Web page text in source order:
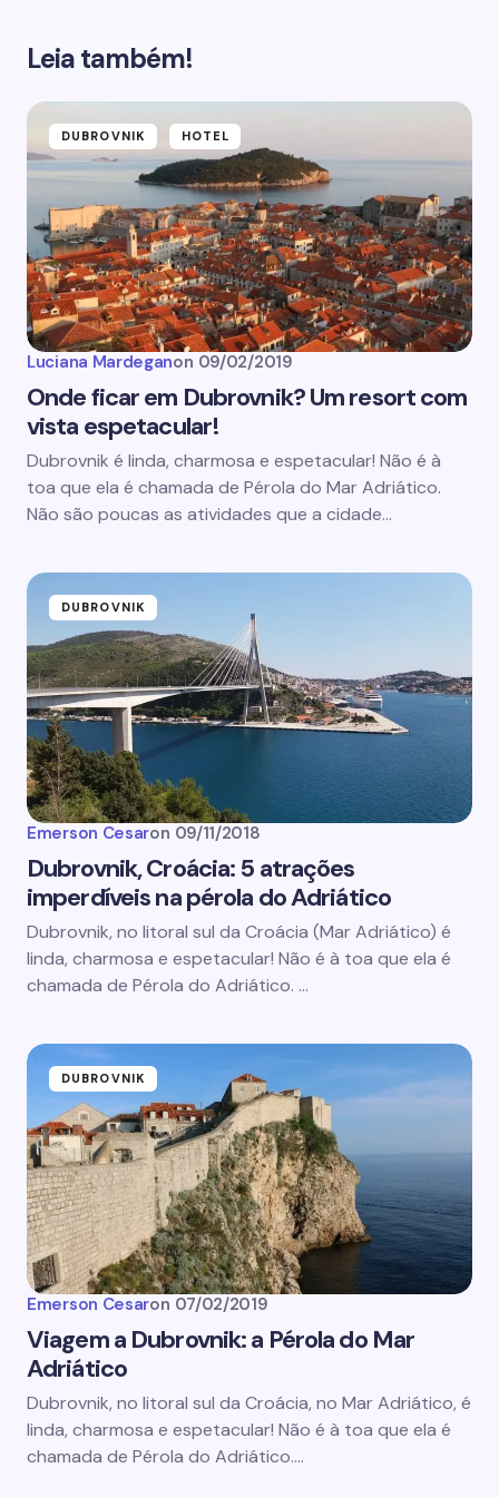
Leia também!
DUBROVNIK HOTEL
Luciana Mardeganon 09/02/2019
Onde ficar em Dubrovnik? Um resort com
vista espetacular!
Dubrovnik é linda, charmosa e espetacular! Não é à
toa que ela é chamada de Pérola do Mar Adriático.
Não são poucas as atividades que a cidade…
DUBROVNIK
Emerson Cesaron 09/11/2018
Dubrovnik, Croácia: 5 atrações
imperdíveis na pérola do Adriático
Dubrovnik, no litoral sul da Croácia (Mar Adriático) é
linda, charmosa e espetacular! Não é à toa que ela é
chamada de Pérola do Adriático. …
DUBROVNIK
Emerson Cesaron 07/02/2019
Viagem a Dubrovnik: a Pérola do Mar
Adriático
Dubrovnik, no litoral sul da Croácia, no Mar Adriático, é
linda, charmosa e espetacular! Não é à toa que ela é
chamada de Pérola do Adriático.…